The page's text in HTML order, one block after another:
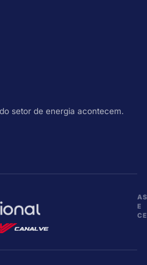
setor de energia acontecem.
E